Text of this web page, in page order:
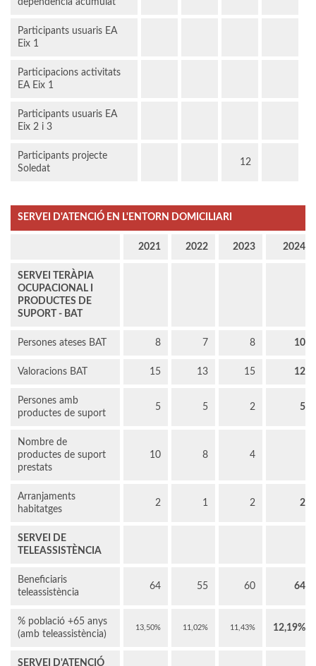
dependència acumulat
Participants usuaris EA
Eix 1
Participacions activitats
EA Eix 1
Participants usuaris EA
Eix 2 i 3
Participants projecte
Soledat
12
SERVEI D'ATENCIÓ EN L'ENTORN DOMICILIARI
2021 2022 2023 2024
SERVEI TERÀPIA
OCUPACIONAL I
PRODUCTES DE
SUPORT - BAT
Persones ateses BAT 8 7 8 10
Valoracions BAT 15 13 15 12
Persones amb
productes de suport
5 5 2 5
Nombre de
productes de suport
prestats
10 8 4
Arranjaments
habitatges
2 1 2 2
SERVEI DE
TELEASSISTÈNCIA
Beneficiaris
teleassistència
64 55 60 64
% població +65 anys
(amb teleassistència)
13,50% 11,02% 11,43% 12,19%
SERVEI D'ATENCIÓ